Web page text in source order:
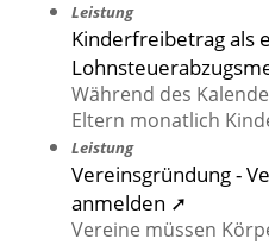
Leistung
Kinderfreibetrag als
Während des
Eltern monatlich
Leistung
Vereinsgründung -
anmelden ➚
Vereine müssen